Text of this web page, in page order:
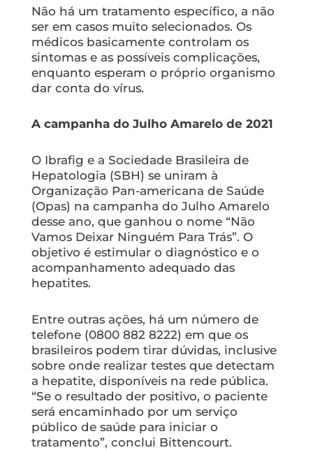
Não há um tratamento específico, a não
ser em casos muito selecionados. Os
médicos basicamente controlam os
sintomas e as possíveis complicações,
enquanto esperam o próprio organismo
dar conta do vírus.
A campanha do Julho Amarelo de 2021
O Ibrafig e a Sociedade Brasileira de
Hepatologia (SBH) se uniram à
Organização Pan-americana de Saúde
(Opas) na campanha do Julho Amarelo
desse ano, que ganhou o nome “Não
Vamos Deixar Ninguém Para Trás”. O
objetivo é estimular o diagnóstico e o
acompanhamento adequado das
hepatites.
Entre outras ações, há um número de
telefone (0800 882 8222) em que os
brasileiros podem tirar dúvidas, inclusive
sobre onde realizar testes que detectam
a hepatite, disponíveis na rede pública.
“Se o resultado der positivo, o paciente
será encaminhado por um serviço
público de saúde para iniciar o
tratamento”, conclui Bittencourt.